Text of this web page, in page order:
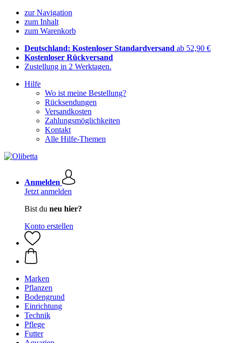
zur Navigation
zum Inhalt
zum Warenkorb
Deutschland: Kostenloser Standardversand ab 52,90 €
Kostenloser Rückversand
Zustellung in 2 Werktagen.
Hilfe
Wo ist meine Bestellung?
Rücksendungen
Versandkosten
Zahlungsmöglichkeiten
Kontakt
Alle Hilfe-Themen
Anmelden
Jetzt anmelden
Bist du neu hier?
Konto erstellen
Marken
Pflanzen
Bodengrund
Einrichtung
Technik
Pflege
Futter